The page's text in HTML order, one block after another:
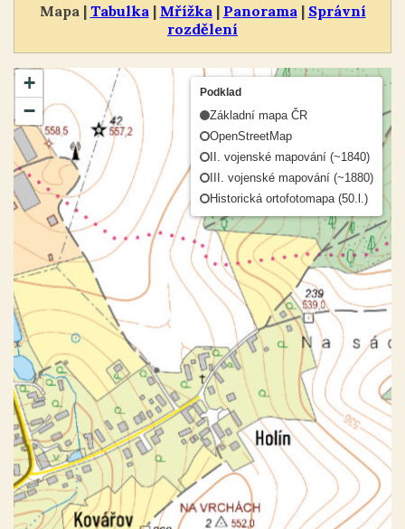
Mapa | Tabulka | Mřížka | Panorama | Správní
rozdělení
+
−
Podklad
Základní mapa ČR
OpenStreetMap
II. vojenské mapování (~1840)
III. vojenské mapování (~1880)
Historická ortofotomapa (50.l.)